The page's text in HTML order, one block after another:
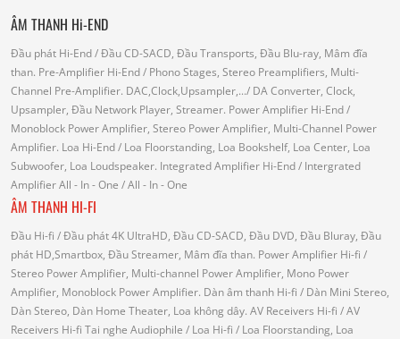
ÂM THANH Hi-END
Đầu phát Hi-End/ Đầu CD-SACD, Đầu Transports, Đầu Blu-ray, Mâm đĩa
than. Pre-Amplifier Hi-End/ Phono Stages, Stereo Preamplifiers, Multi-
Channel Pre-Amplifier. DAC,Clock,Upsampler,.../ DA Converter, Clock,
Upsampler, Đầu Network Player, Streamer. Power Amplifier Hi-End/
Monoblock Power Amplifier, Stereo Power Amplifier, Multi-Channel Power
Amplifier. Loa Hi-End/ Loa Floorstanding, Loa Bookshelf, Loa Center, Loa
Subwoofer, Loa Loudspeaker. Integrated Amplifier Hi-End/ Intergrated
AmplifierAll - In - One / All - In - One
ÂM THANH HI-FI
Đầu Hi-fi / Đầu phát 4K UltraHD, Đầu CD-SACD, Đầu DVD, Đầu Bluray, Đầu
phát HD,Smartbox, Đầu Streamer, Mâm đĩa than. Power Amplifier Hi-fi /
Stereo Power Amplifier, Multi-channel Power Amplifier, Mono Power
Amplifier, Monoblock Power Amplifier. Dàn âm thanh Hi-fi / Dàn Mini Stereo,
Dàn Stereo, Dàn Home Theater, Loa không dây. AV Receivers Hi-fi / AV
Receivers Hi-fi Tai nghe Audiophile / Loa Hi-fi / Loa Floorstanding, Loa